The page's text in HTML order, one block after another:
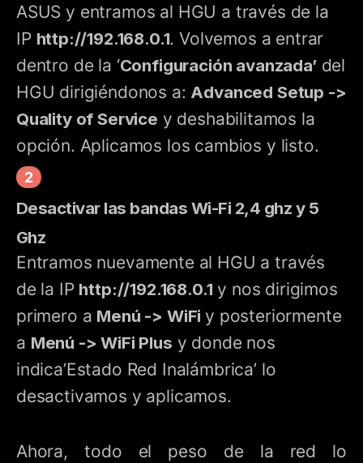
ASUS y entramos al HGU a través de la
IP http://192.168.0.1. Volvemos a entrar
dentro de la ‘Configuración avanzada’del
HGU dirigiéndonos a: Advanced Setup ->
Quality of Service y deshabilitamos la
opción. Aplicamos los cambios y listo.
Desactivar las bandas Wi-Fi 2,4 ghz y 5
Ghz
Entramos nuevamente al HGU a través
de la IP http://192.168.0.1 y nos dirigimos
primero a Menú -> WiFi y posteriormente
a Menú -> WiFi Plus y donde nos
indica’Estado Red Inalámbrica’ lo
desactivamos y aplicamos.
Ahora, todo el peso de la red lo